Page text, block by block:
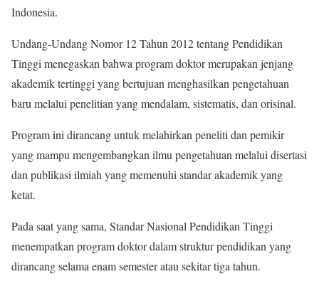
Indonesia.
Undang-Undang Nomor 12 Tahun 2012 tentang Pendidikan
Tinggi menegaskan bahwa program doktor merupakan jenjang
akademik tertinggi yang bertujuan menghasilkan pengetahuan
baru melalui penelitian yang mendalam, sistematis, dan orisinal.
Program ini dirancang untuk melahirkan peneliti dan pemikir
yang mampu mengembangkan ilmu pengetahuan melalui disertasi
dan publikasi ilmiah yang memenuhi standar akademik yang
ketat.
Pada saat yang sama, Standar Nasional Pendidikan Tinggi
menempatkan program doktor dalam struktur pendidikan yang
dirancang selama enam semester atau sekitar tiga tahun.